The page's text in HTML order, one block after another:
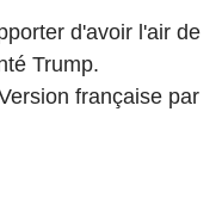
d'avoir l'air de
Trump.
française par